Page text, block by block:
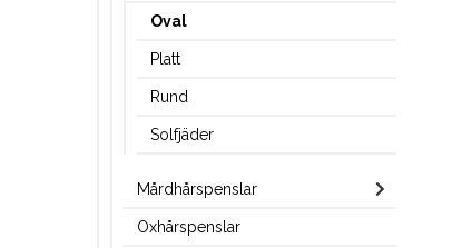
Oval
Platt
Rund
Solfjäder
Mårdhårspenslar
Oxhårspenslar